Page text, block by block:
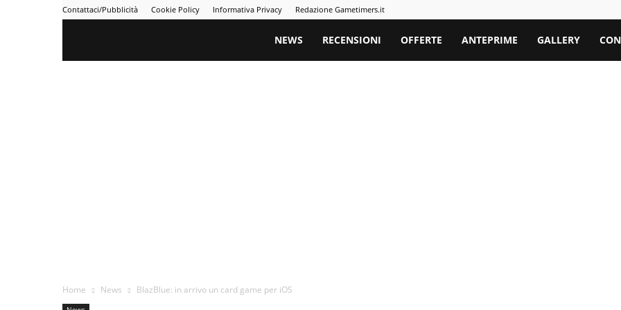
Contattaci/Pubblicità Cookie Policy Informativa Privacy Redazione Gametimers.it
Gametimers
NEWS RECENSIONI OFFERTE ANTEPRIME GALLERY
Home News BlazBlue: in arrivo un card game per iOS